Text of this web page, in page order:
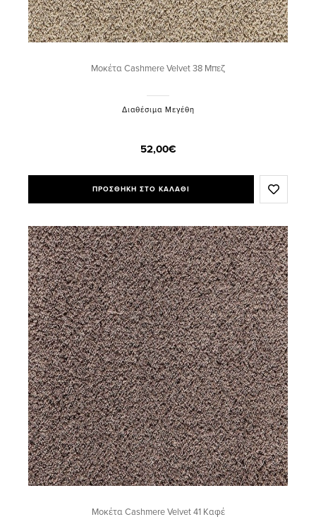
Μοκέτα Cashmere Velvet 38 Μπεζ
Διαθέσιμα Μεγέθη
52,00€
ΠΡΟΣΘΗΚΗ ΣΤΟ ΚΑΛΑΘΙ
Μοκέτα Cashmere Velvet 41 Καφέ